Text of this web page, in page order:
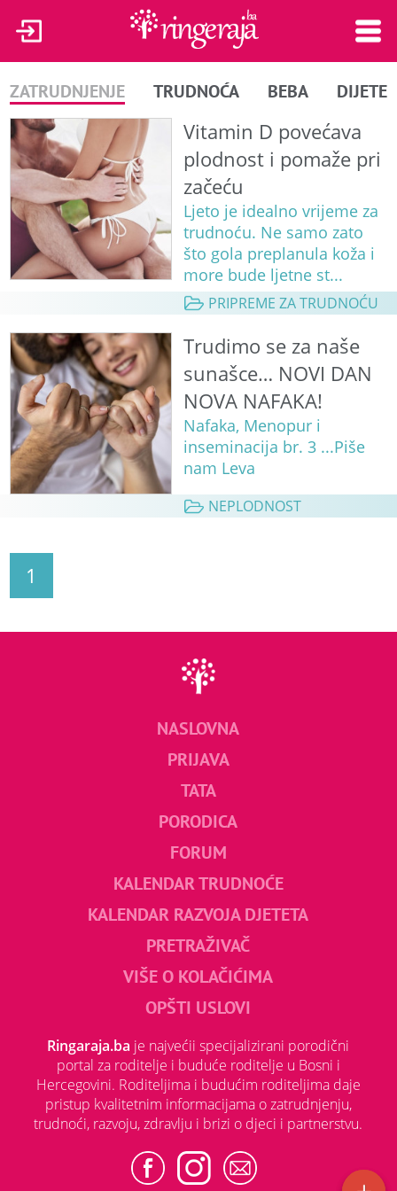
ZATRUDNJENJE TRUDNOĆA BEBA DIJETE
Vitamin D povećava
plodnost i pomaže pri
začeću
Ljeto je idealno vrijeme za
trudnoću. Ne samo zato
što gola preplanula koža i
more bude ljetne st...
PRIPREME ZA TRUDNOĆU
Trudimo se za naše
sunašce… NOVI DAN
NOVA NAFAKA!
Nafaka, Menopur i
inseminacija br. 3 ...Piše
nam Leva
NEPLODNOST
1
NASLOVNA
PRIJAVA
TATA
PORODICA
FORUM
KALENDAR TRUDNOĆE
KALENDAR RAZVOJA DJETETA
PRETRAŽIVAČ
VIŠE O KOLAČIĆIMA
OPŠTI USLOVI
Ringaraja.ba je najvećii specijalizirani porodični
portal za roditelje i buduće roditelje u Bosni i
Hercegovini. Roditeljima i budućim roditeljima daje
pristup kvalitetnim informacijama o zatrudnjenju,
trudnoći, razvoju, zdravlju i brizi o djeci i partnerstvu.